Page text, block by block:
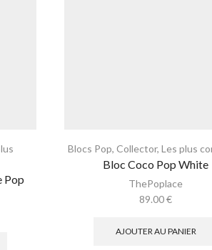
Pop
Blocs Pop, Collector, Les plus
Bloc Coco Pop White
ThePoplace
89.00€
AJOUTER AU PANIER